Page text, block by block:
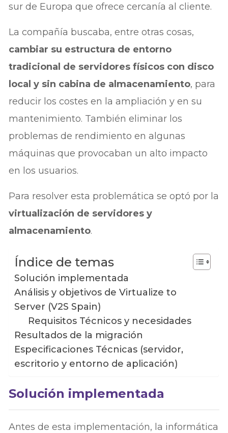
sur de Europa que ofrece cercanía al cliente.
La compañía buscaba, entre otras cosas,
cambiar su estructura de entorno
tradicional de servidores físicos con disco
local y sin cabina de almacenamiento, para
reducir los costes en la ampliación y en su
mantenimiento. También eliminar los
problemas de rendimiento en algunas
máquinas que provocaban un alto impacto
en los usuarios.
Para resolver esta problemática se optó por la
virtualización de servidores y
almacenamiento.
Índice de temas
Solución implementada
Análisis y objetivos de Virtualize to
Server (V2S Spain)
Requisitos Técnicos y necesidades
Resultados de la migración
Especificaciones Técnicas (servidor,
escritorio y entorno de aplicación)
Solución implementada
Antes de esta implementación, la informática